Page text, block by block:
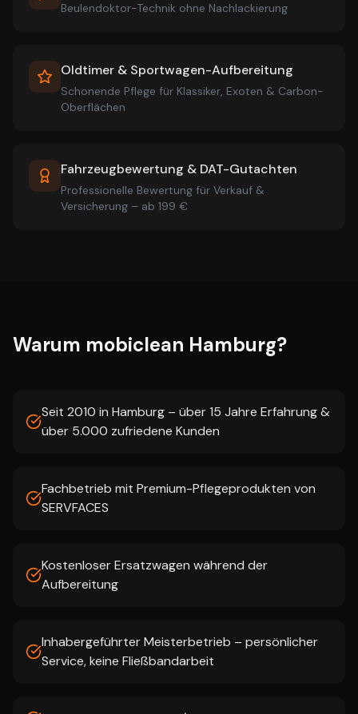
Beulendoktor-Technik ohne Nachlackierung
Oldtimer & Sportwagen-Aufbereitung
Schonende Pflege für Klassiker, Exoten & Carbon-
Oberflächen
Fahrzeugbewertung & DAT-Gutachten
Professionelle Bewertung für Verkauf &
Versicherung – ab 199 €
Warum mobiclean Hamburg?
Seit 2010 in Hamburg – über 15 Jahre Erfahrung &
über 5.000 zufriedene Kunden
Fachbetrieb mit Premium-Pflegeprodukten von
SERVFACES
Kostenloser Ersatzwagen während der
Aufbereitung
Inhabergeführter Meisterbetrieb – persönlicher
Service, keine Fließbandarbeit